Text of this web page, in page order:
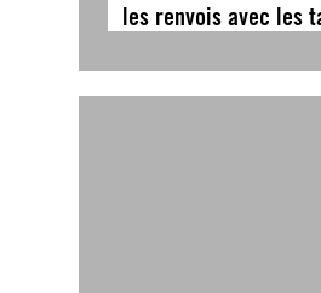
les renvois avec les